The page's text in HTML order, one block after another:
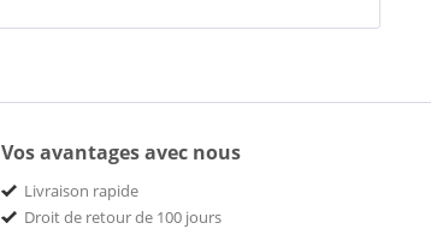
Vos avantages avec nous
Livraison rapide
Droit de retour de 100 jours